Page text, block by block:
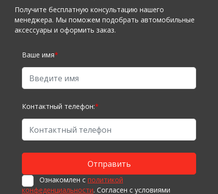
Получите бесплатную консультацию нашего
менеджера. Мы поможем подобрать автомобильные
аксессуары и оформить заказ.
Ваше имя*
Контактный телефон:*
Ознакомлен с политикой
конфеденциальности. Согласен с условиями